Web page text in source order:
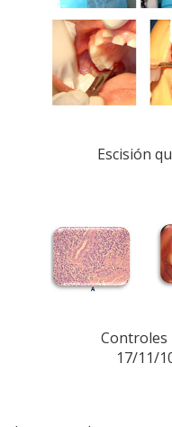
Escisión
Controles
17/11/